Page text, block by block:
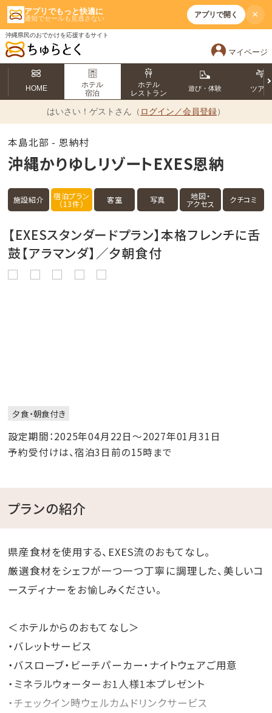
アプリでもっと快適に
通知でセールも見逃さない アプリで開く ×
沖縄県民のおでかけを応援するサイト
マイページ
HOME
ホテル
宿泊
ホテル
レストラン
遊び・体験 ツアー
はいさい！ ゲストさん（ ログイン／会員登録）
本島北部 - 恩納村
沖縄かりゆしリゾートEXES恩納
施設紹介 宿泊プラン
（13件） 客室 写真 地図・
アクセス クチコミ
【EXESスタンダードプラン】本格フレンチに舌
鼓【アラマンダ】／夕朝食付
夕食・朝食付き
設定期間：2025年04月22日～2027年01月31日
予約受付けは、宿泊3日前の15時まで
プランの紹介
県産食材を使用する、EXES流のおもてなし。
厳選食材をシェフが一つ一つ丁寧に調理した、美しいコ
ースディナーをお愉しみください。
＜ホテルからのおもてなし＞
・バレットサービス
・バスローブ・ビーチパーカー・ナイトウェアご用意
・ミネラルウォーターお1人様1本プレゼント
・チェックイン時ウェルカムドリンクサービス